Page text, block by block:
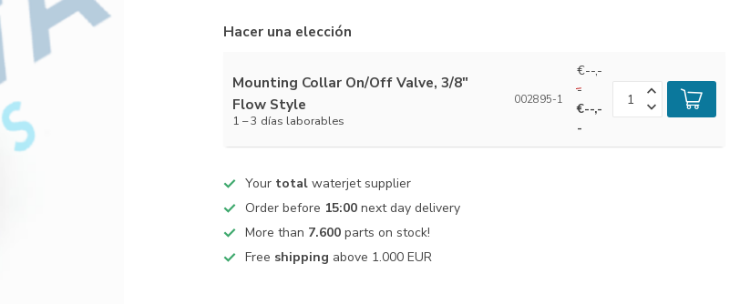
Hacer una elección
Mounting Collar On/Off Valve, 3/8"
Flow Style
1 – 3 días laborables
002895-1
€--,-
-
€--,-
-
Your total waterjet supplier
Order before 15:00 next day delivery
More than 7.600 parts on stock!
Free shipping above 1.000 EUR